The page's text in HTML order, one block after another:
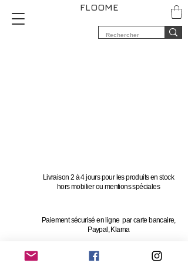
FLOOME
Livraison 2 à 4 jours pour les produits en stock
hors mobilier ou mentions spéciales
Paiement sécurisé en ligne par carte bancaire,
Paypal, Klarna
Vous avez 14 jours pour changer d'avis